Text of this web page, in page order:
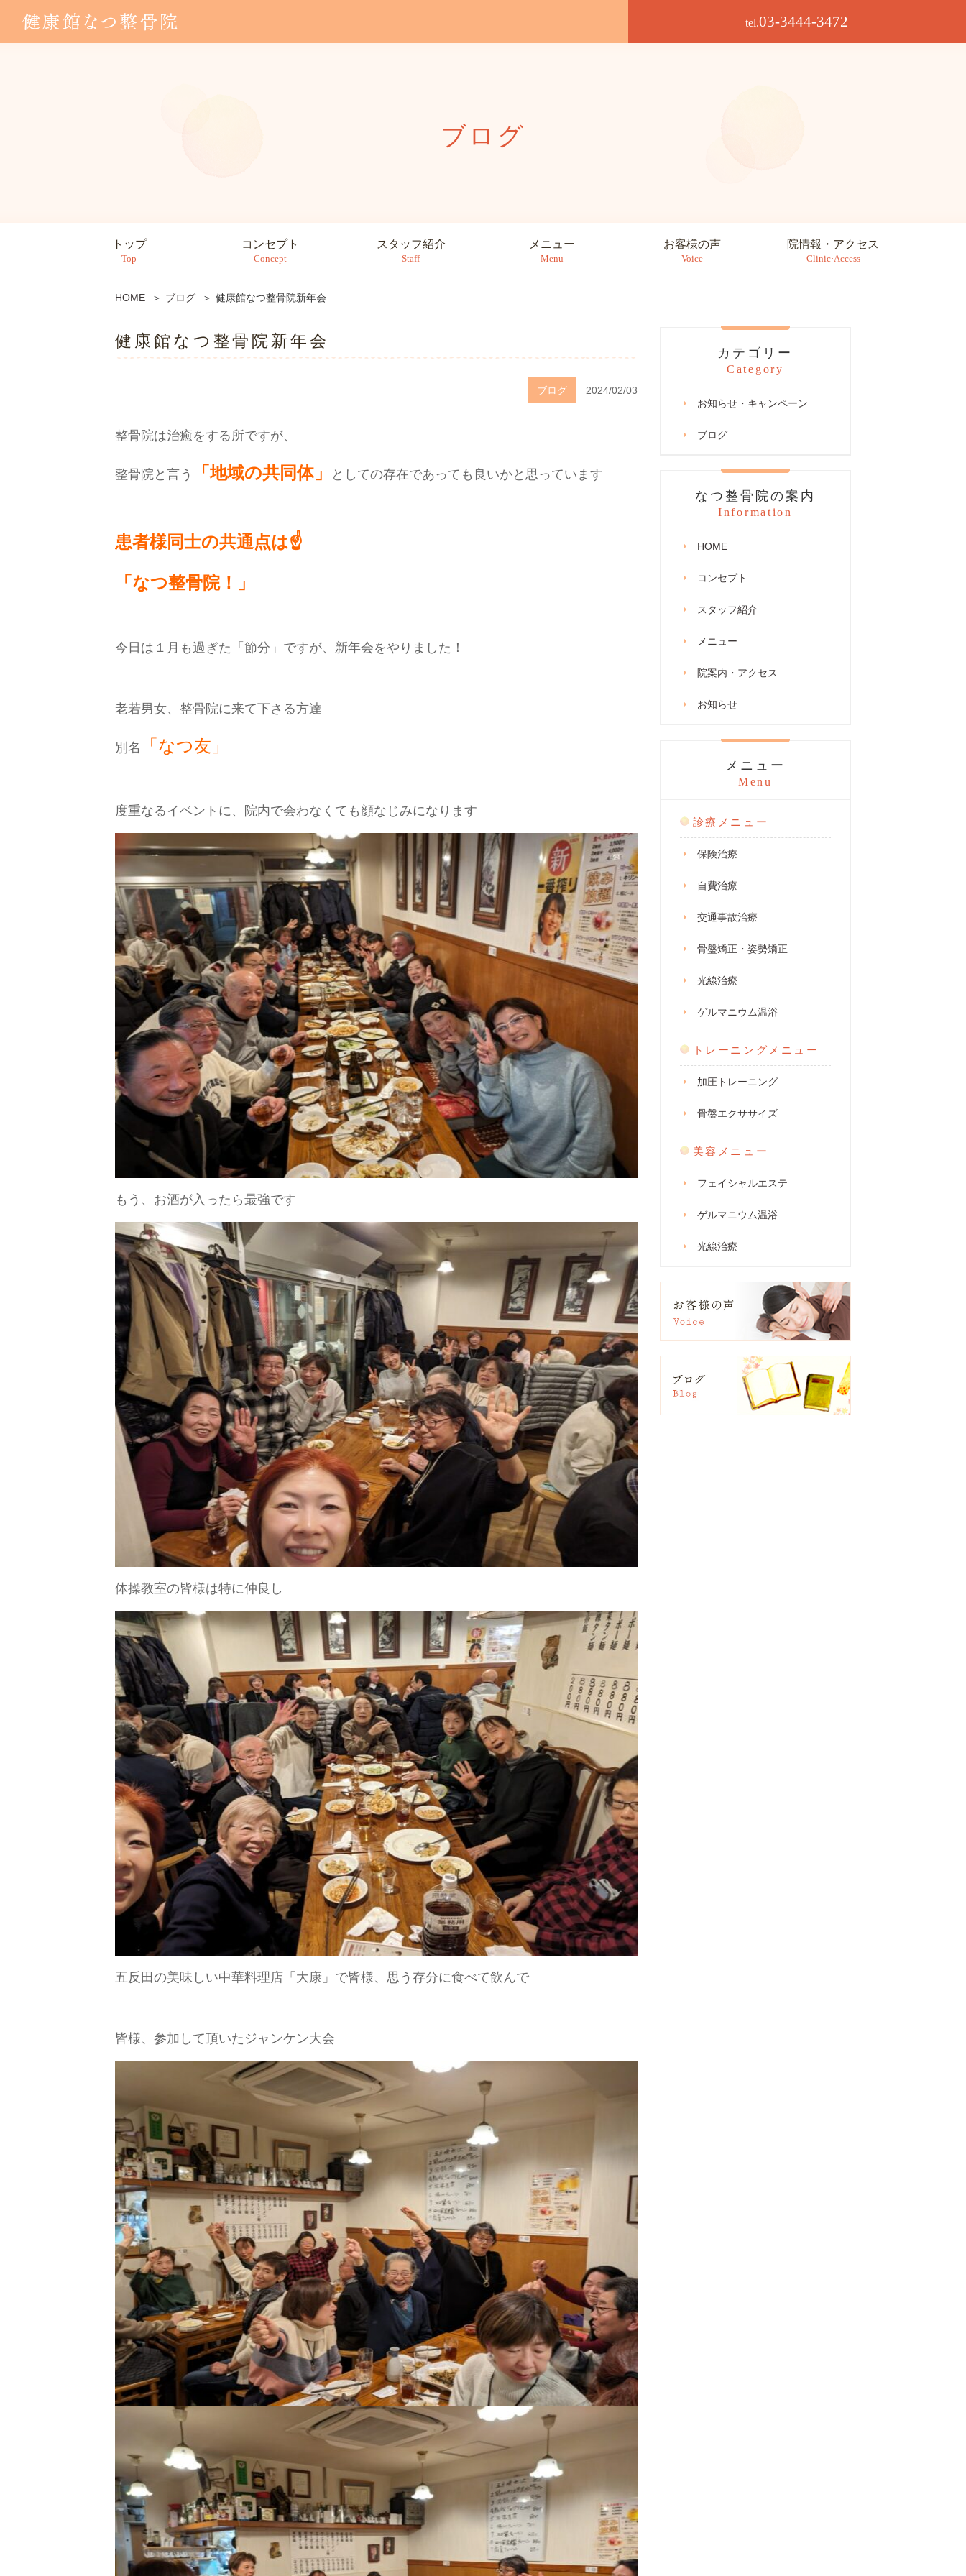
tel.03-3444-3472
ブログ
トップ
Top
コンセプト
Concept
スタッフ紹介
Staff
メニュー
Menu
お客様の声
Voice
院情報・アクセス
Clinic·Access
HOME ブログ 健康館なつ整骨院新年会
健康館なつ整骨院 新年会
ブログ 2024/02/03
整骨院は治癒をする所ですが、
整骨院と言う 「地域の共同体」 としての存在であっても良いかと思っています
患者様同士の共通点は☝️
「なつ整骨院！」
今日は１月も過ぎた「節分」ですが、新年会をやりました！
老若男女、整骨院に来て下さる方達
別名 「なつ友」
度重なるイベントに、院内で会わなくても顔なじみになります
もう、お酒が入ったら最強です
体操教室の皆様は特に仲良し
五反田の美味しい中華料理店「大康」で皆様、思う存分に食べて飲んで
皆様、参加して頂いたジャンケン大会
カテゴリー
Category
お知らせ・キャンペーン
ブログ
なつ整骨院の案内
Information
HOME
コンセプト
スタッフ紹介
メニュー
院案内・アクセス
お知らせ
メニュー
Menu
診療メニュー
保険治療
自費治療
交通事故治療
骨盤矯正・姿勢矯正
光線治療
ゲルマニウム温浴
トレーニングメニュー
加圧トレーニング
骨盤エクササイズ
美容メニュー
フェイシャルエステ
ゲルマニウム温浴
光線治療